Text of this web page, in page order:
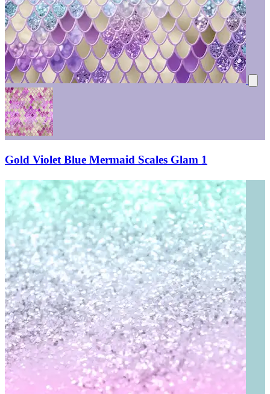
Gold Violet Blue Mermaid Scales Glam 1